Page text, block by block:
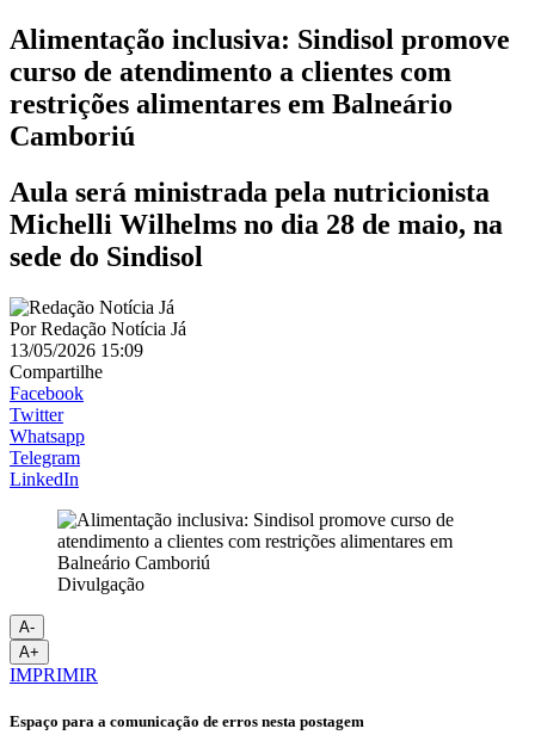
Alimentação inclusiva: Sindisol promove
curso de atendimento a clientes com
restrições alimentares em Balneário
Camboriú
Aula será ministrada pela nutricionista
Michelli Wilhelms no dia 28 de maio, na
sede do Sindisol
PorRedação Notícia Já
13/05/2026 15:09
Compartilhe
Facebook
Twitter
Whatsapp
Telegram
LinkedIn
Divulgação
A-
A+
IMPRIMIR
Espaço para a comunicação de erros nesta postagem